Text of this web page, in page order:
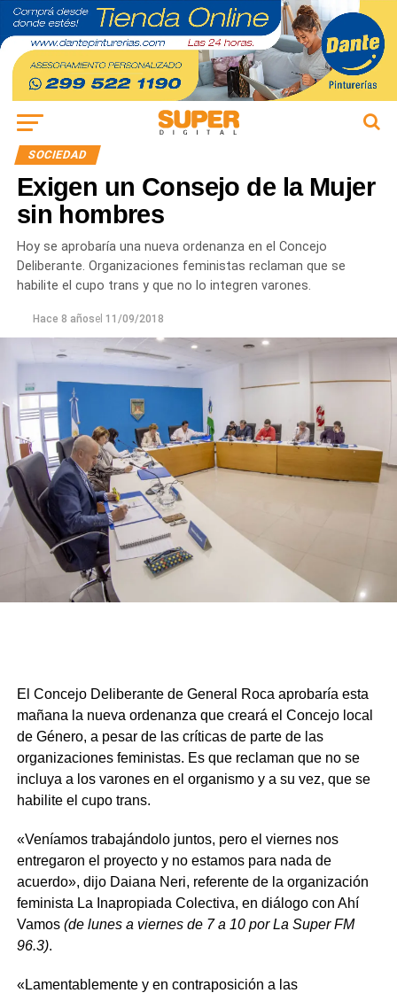
SOCIEDAD
Exigen un Consejo de la Mujer
sin hombres
Hoy se aprobaría una nueva ordenanza en el Concejo
Deliberante. Organizaciones feministas reclaman que se
habilite el cupo trans y que no lo integren varones.
Hace 8 añosel 11/09/2018
El Concejo Deliberante de General Roca aprobaría esta
mañana la nueva ordenanza que creará el Concejo local
de Género, a pesar de las críticas de parte de las
organizaciones feministas. Es que reclaman que no se
incluya a los varones en el organismo y a su vez, que se
habilite el cupo trans.
«Veníamos trabajándolo juntos, pero el viernes nos
entregaron el proyecto y no estamos para nada de
acuerdo», dijo Daiana Neri, referente de la organización
feminista La Inapropiada Colectiva, en diálogo con Ahí
Vamos (de lunes a viernes de 7 a 10 por La Super FM
96.3).
«Lamentablemente y en contraposición a las